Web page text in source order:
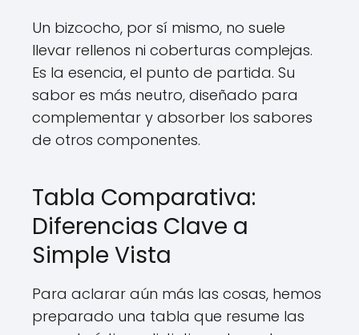
Un bizcocho, por sí mismo, no suele
llevar rellenos ni coberturas complejas.
Es la esencia, el punto de partida. Su
sabor es más neutro, diseñado para
complementar y absorber los sabores
de otros componentes.
Tabla Comparativa:
Diferencias Clave a
Simple Vista
Para aclarar aún más las cosas, hemos
preparado una tabla que resume las